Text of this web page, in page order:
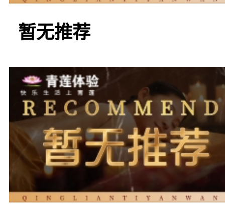
另外，“欢乐之声
KTV以其多样化的歌曲
暂无推荐